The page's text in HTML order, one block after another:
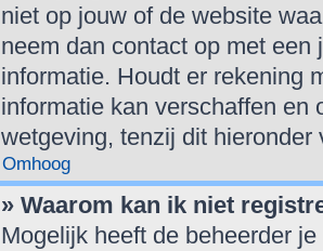
niet op jouw of de website
neem dan contact op met
informatie. Houdt er rekening
informatie kan verschaffen en
wetgeving, tenzij dit hieronder
Omhoog
» Waarom kan ik niet
Mogelijk heeft de beheerder